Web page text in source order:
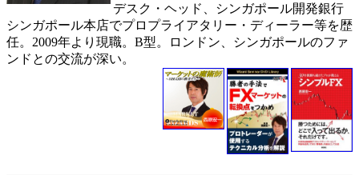
デスク・ヘッド、シンガポール開発銀行
シンガポール本店でプロプライアタリー・ディーラー等を歴
任。2009年より現職。B型。ロンドン、シンガポールのファ
ンドとの交流が深い。